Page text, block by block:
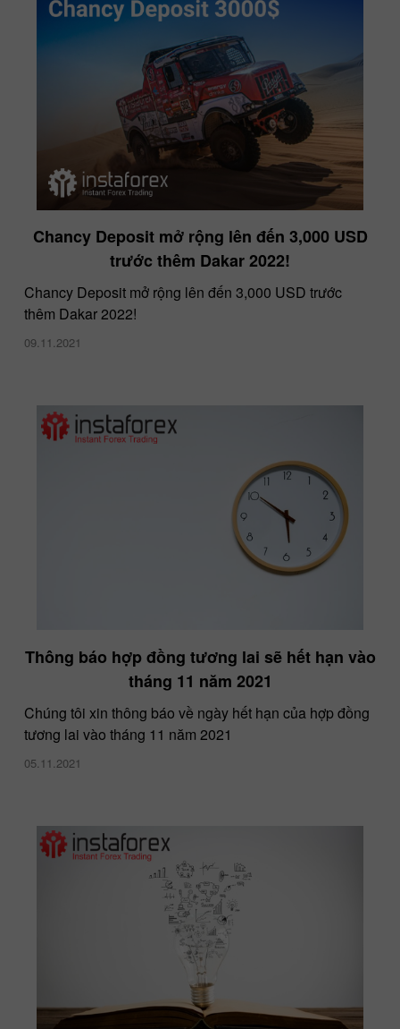
Chancy Deposit mở rộng lên đến 3,000 USD
trước thêm Dakar 2022!
Chancy Deposit mở rộng lên đến 3,000 USD trước
thêm Dakar 2022!
09.11.2021
Thông báo hợp đồng tương lai sẽ hết hạn vào
tháng 11 năm 2021
Chúng tôi xin thông báo về ngày hết hạn của hợp đồng
tương lai vào tháng 11 năm 2021
05.11.2021